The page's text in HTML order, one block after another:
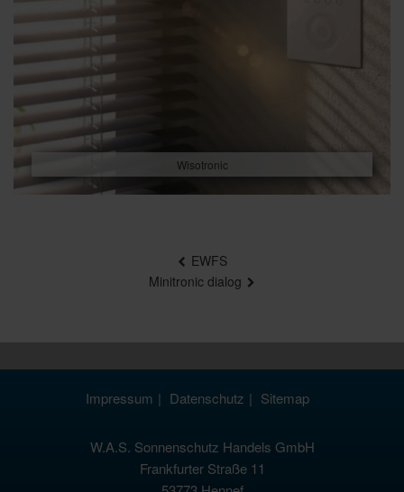
Wisotronic
EWFS
Minitronic dialog
Impressum Datenschutz Sitemap
W.A.S. Sonnenschutz Handels GmbH
Frankfurter Straße 11